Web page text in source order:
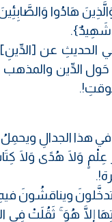
وَالَّذِينَ هَادُوا
شَهِيدٌ}.
عن [الدِّينِ]
الدِّين والمذهب
هذا الجدالِ
وَلَا هُدًى وَلَا
ويناقشُونَ
إِلَّا هُوَ ۚ ثَقُلَتْ